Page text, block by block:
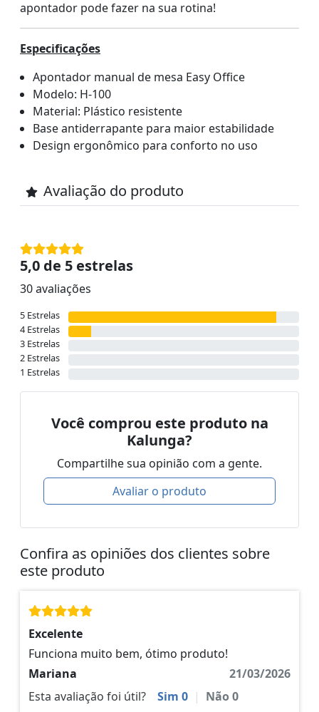
apontador pode fazer na sua rotina!
Especificações
Apontador manual de mesa Easy Office
Modelo: H-100
Material: Plástico resistente
Base antiderrapante para maior estabilidade
Design ergonômico para conforto no uso
Avaliação do produto
5,0 de 5 estrelas
30 avaliações
5 Estrelas
4 Estrelas
3 Estrelas
2 Estrelas
1 Estrelas
Você comprou este produto na
Kalunga?
Compartilhe sua opinião com a gente.
Avaliar o produto
Confira as opiniões dos clientes sobre
este produto
Excelente
Funciona muito bem, ótimo produto!
Mariana
21/03/2026
Esta avaliação foi útil?
Sim 0 | Não0